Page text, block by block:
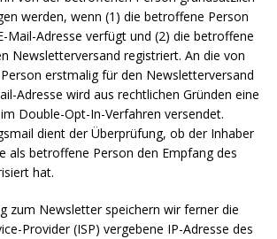
werden, wenn (1) die betroffene Person
Mail-Adresse verfügt und (2) die betroffene
Newsletterversand registriert. An die von
erstmalig für den Newsletterversand
Adresse wird aus rechtlichen Gründen eine
Double-Opt-In-Verfahren versendet.
dient der Überprüfung, ob der Inhaber
als betroffene Person den Empfang des
hat.
zum Newsletter speichern wir ferner die
Provider (ISP) vergebene IP-Adresse des